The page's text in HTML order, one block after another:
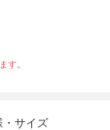
す。
・サイズ